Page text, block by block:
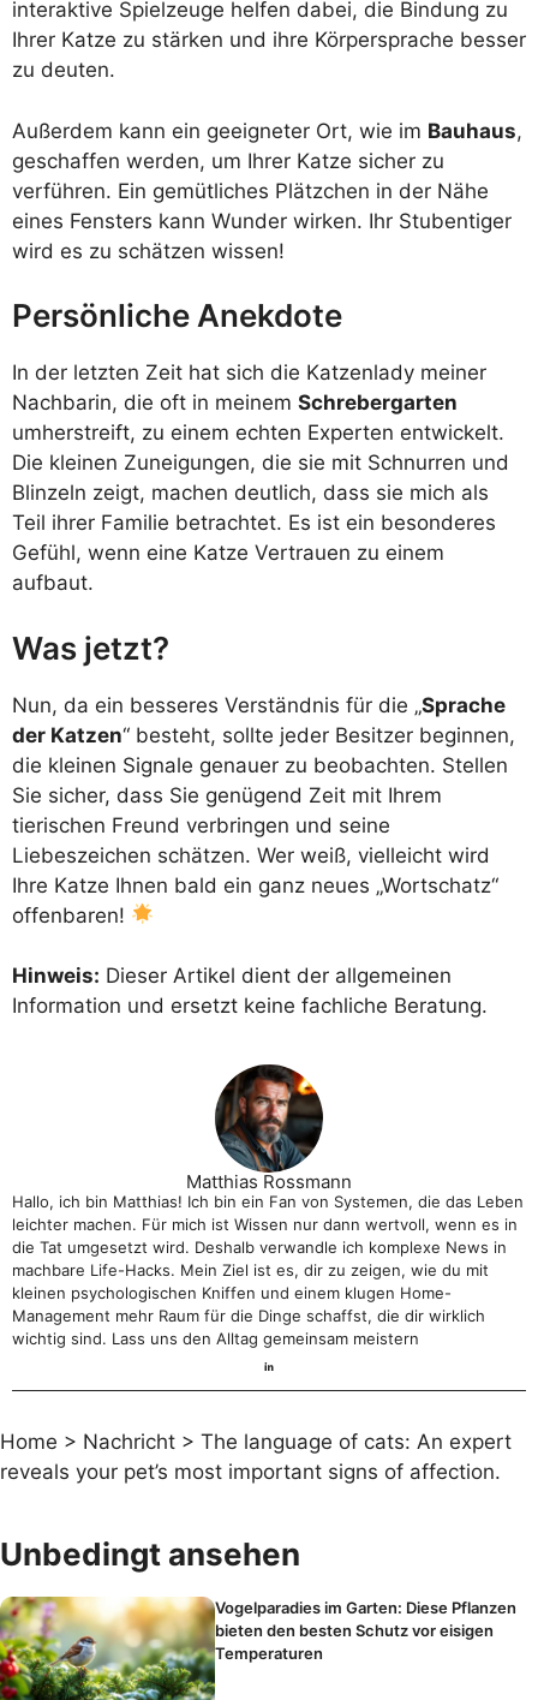
interaktive Spielzeuge helfen dabei, die Bindung zu
Ihrer Katze zu stärken und ihre Körpersprache besser
zu deuten.
Außerdem kann ein geeigneter Ort, wie im Bauhaus,
geschaffen werden, um Ihrer Katze sicher zu
verführen. Ein gemütliches Plätzchen in der Nähe
eines Fensters kann Wunder wirken. Ihr Stubentiger
wird es zu schätzen wissen!
Persönliche Anekdote
In der letzten Zeit hat sich die Katzenlady meiner
Nachbarin, die oft in meinem Schrebergarten
umherstreift, zu einem echten Experten entwickelt.
Die kleinen Zuneigungen, die sie mit Schnurren und
Blinzeln zeigt, machen deutlich, dass sie mich als
Teil ihrer Familie betrachtet. Es ist ein besonderes
Gefühl, wenn eine Katze Vertrauen zu einem
aufbaut.
Was jetzt?
Nun, da ein besseres Verständnis für die „Sprache
der Katzen“ besteht, sollte jeder Besitzer beginnen,
die kleinen Signale genauer zu beobachten. Stellen
Sie sicher, dass Sie genügend Zeit mit Ihrem
tierischen Freund verbringen und seine
Liebeszeichen schätzen. Wer weiß, vielleicht wird
Ihre Katze Ihnen bald ein ganz neues „Wortschatz“
offenbaren!
Hinweis: Dieser Artikel dient der allgemeinen
Information und ersetzt keine fachliche Beratung.
Matthias Rossmann
Hallo, ich bin Matthias! Ich bin ein Fan von Systemen, die das Leben
leichter machen. Für mich ist Wissen nur dann wertvoll, wenn es in
die Tat umgesetzt wird. Deshalb verwandle ich komplexe News in
machbare Life-Hacks. Mein Ziel ist es, dir zu zeigen, wie du mit
kleinen psychologischen Kniffen und einem klugen Home-
Management mehr Raum für die Dinge schaffst, die dir wirklich
wichtig sind. Lass uns den Alltag gemeinsam meistern
Home > Nachricht > The language of cats: An expert
reveals your pet’s most important signs of affection.
Unbedingt ansehen
Vogelparadies im Garten: Diese Pflanzen
bieten den besten Schutz vor eisigen
Temperaturen